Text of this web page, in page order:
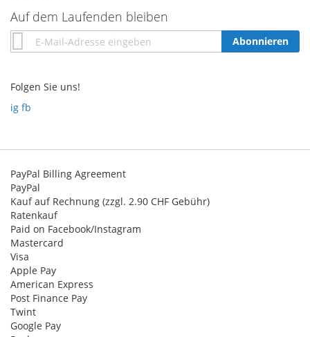
Auf dem Laufenden bleiben
Annmeldung
zum
Abonnieren
Folgen Sie uns!
ig fb
PayPal Billing Agreement
PayPal
Kauf auf Rechnung (zzgl. 2.90 CHF Gebühr)
Ratenkauf
Paid on Facebook/Instagram
Mastercard
Visa
Apple Pay
American Express
Post Finance Pay
Twint
Google Pay